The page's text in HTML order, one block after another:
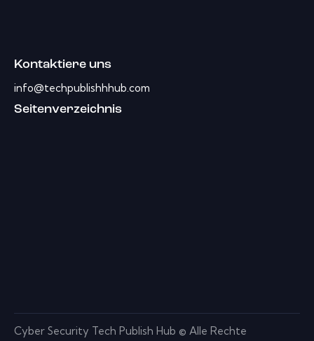
Kontaktiere uns
info@techpublishhhub.com
Seitenverzeichnis
Cyber ​​Security Tech Publish Hub © Alle Rechte